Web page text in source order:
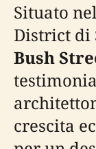
Situato
District di
Bush
crescita